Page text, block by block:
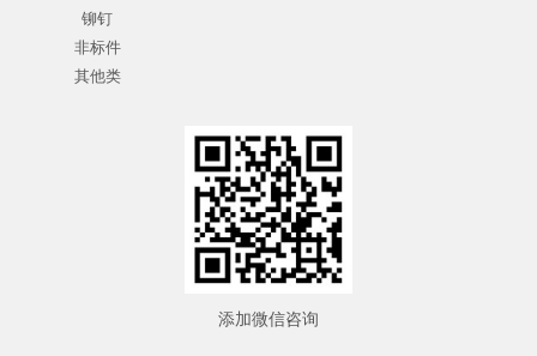
铆钉
非标件
其他类
添加微信咨询